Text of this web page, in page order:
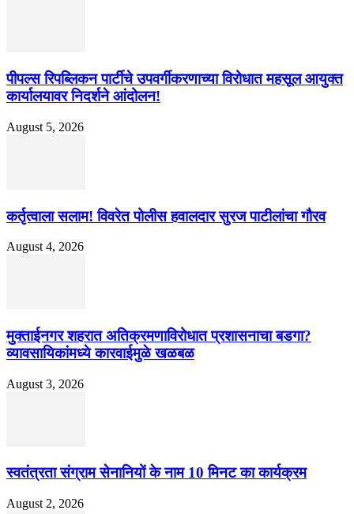
पीपल्स रिपब्लिकन पार्टीचे उपवर्गीकरणाच्या विरोधात महसूल आयुक्त
कार्यालयावर निदर्शने आंदोलन!
August 5, 2026
कर्तृत्वाला सलाम! विवरेत पोलीस हवालदार सुरज पाटीलांचा गौरव
August 4, 2026
मुक्ताईनगर शहरात अतिक्रमणाविरोधात प्रशासनाचा बडगा?
व्यावसायिकांमध्ये कारवाईमुळे खळबळ
August 3, 2026
स्वतंत्रता संग्राम सेनानियों के नाम 10 मिनट का कार्यक्रम
August 2, 2026